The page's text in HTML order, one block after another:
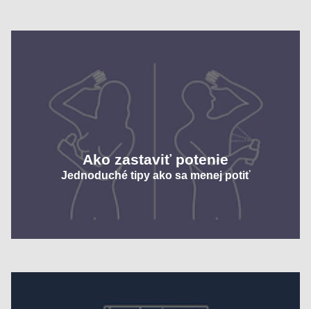
Ako zastaviť potenie
Jednoduché tipy ako sa menej potiť